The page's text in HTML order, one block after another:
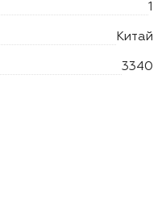
1
Китай
3340